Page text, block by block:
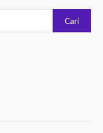
Cari